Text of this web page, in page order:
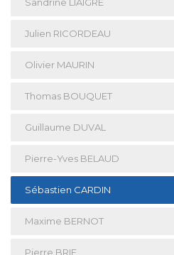
Sandrine LIAIGRE
Julien RICORDEAU
Olivier MAURIN
Thomas BOUQUET
Guillaume DUVAL
Pierre-Yves BELAUD
Sébastien CARDIN
Maxime BERNOT
Pierre BRIE